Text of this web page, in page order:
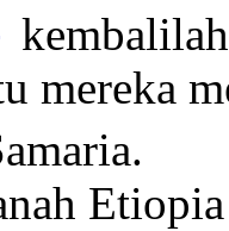
mereka
Etiopia